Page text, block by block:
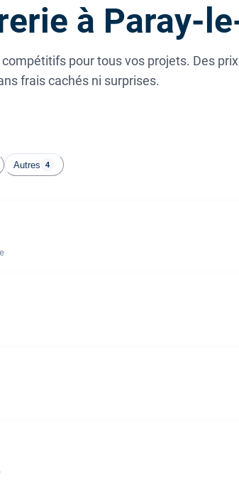
à Paray-
pour tous vos projets. Des
frais cachés ni surprises.
Autres 4